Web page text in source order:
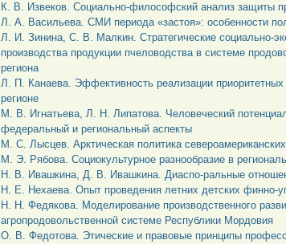
К. В. Извеков. Социально-философский анализ защиты
Л. А. Васильева. СМИ периода «застоя»: особенности
Л. И. Зинина, С. В. Малкин. Стратегические социально-
производства продукции пчеловодства в системе
региона
Л. П. Канаева. Эффективность реализации приоритетных
регионе
М. В. Игнатьева, Л. Н. Липатова. Человеческий
федеральный и региональный аспекты
М. С. Лысцев. Арктическая политика
М. Э. Рябова. Социокультурное разнообразие в
Н. В. Ивашкина, Д. В. Ивашкина. Диаспо-ральные
Н. Е. Нехаева. Опыт проведения летних детских финно-
Н. Н. Федякова. Моделирование производственного
агропродовольственной системе Республики Мордовия
О. В. Федотова. Этические и правовые принципы